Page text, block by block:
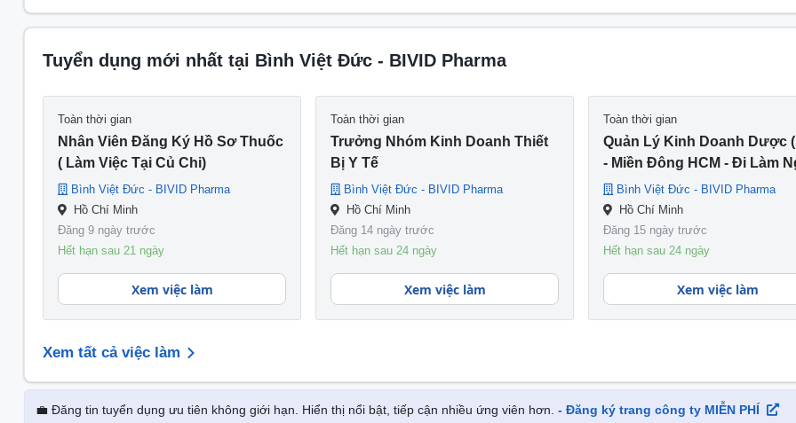
Công ty TNHH Bình Việt Đức gọi tắt là BIVID được thành lập vào năm 2005
Mission:
Với tầm nhìn phát triển một công ty dược phẩm toàn cầu, BIVID hợp tác với các Tập đoàn Dược lớn có nhà
chuẩn GMP Châu Âu – một trong những tiêu chuẩn khắt khe nhất thế giới để tạo nên sức mạnh trong kinh
phẩm công ty phân phối thuộc các lĩnh vực: Dược phẩm (kháng sinh, giảm đau – hạ sốt, gây tê – mê…); Sinh
(huyết thanh, globulin miễn dịch); Vật tư Y tế tiêu hao; Nha khoa và Thực phẩm Chức năng.
Tuyển dụng mới nhất tại Bình Việt Đức - BIVID Pharma
Toàn thời gian
Nhân Viên Đăng Ký Hồ Sơ Thuốc
( Làm Việc Tại Củ Chi)
Bình Việt Đức - BIVID Pharma
Hồ Chí Minh
Đăng 9 ngày trước
Hết hạn sau 21 ngày
Xem việc làm
Toàn thời gian
Trưởng Nhóm Kinh Doanh Thiết
Bị Y Tế
Bình Việt Đức - BIVID Pharma
Hồ Chí Minh
Đăng 14 ngày trước
Hết hạn sau 24 ngày
Xem việc làm
Toàn thời gian
Quản Lý Kinh Doanh Dược
- Miền Đông HCM - Đi Làm
Bình Việt Đức - BIVID Pharma
Hồ Chí Minh
Đăng 15 ngày trước
Hết hạn sau 24 ngày
Xem việc làm
Xem tất cả việc làm
💼 Đăng tin tuyển dụng ưu tiên không giới hạn. Hiển thị nổi bật, tiếp cận nhiều ứng viên hơn. - Đăng ký trang công ty MIỄN PHÍ